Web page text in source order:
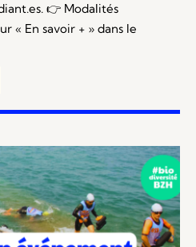
👉 Modalités
« En savoir + » dans le